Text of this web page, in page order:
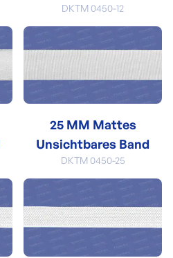
DKTM 0450-12
25 MM Mattes
Unsichtbares Band
DKTM 0450-25